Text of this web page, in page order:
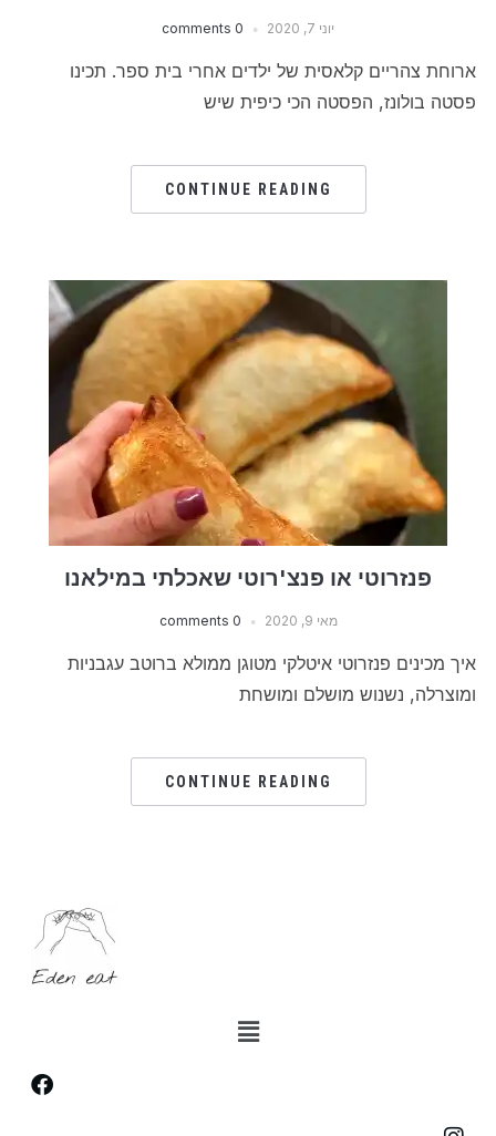
יוני 7, 2020 0 comments
ארוחת צהריים קלאסית של ילדים אחרי בית ספר. תכינו
פסטה בולונז, הפסטה הכי כיפית שיש
CONTINUE READING
פנזרוטי או פנצ'רוטי שאכלתי במילאנו
מאי 9, 2020 0 comments
איך מכינים פנזרוטי איטלקי מטוגן ממולא ברוטב עגבניות
ומוצרלה, נשנוש מושלם ומושחת
CONTINUE READING